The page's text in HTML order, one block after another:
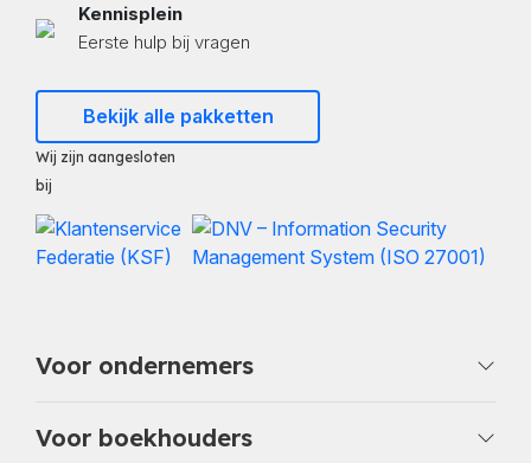
Kennisplein
Eerste hulp bij vragen
Bekijk alle pakketten
Wij zijn aangesloten
bij
Voor ondernemers
Voor boekhouders